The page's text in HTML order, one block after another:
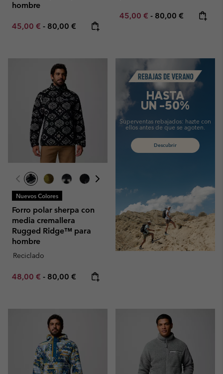
hombre
Minimum sale price:
45,00 € - Maximum price:
80,00 €
Minimum sale price:
45,00 € - Maximum price:
80,00 €
Nuevos Colores
Forro polar sherpa con
media cremallera
Rugged Ridge™ para
hombre
Reciclado
Minimum sale price:
48,00 € - Maximum price:
80,00 €
Summer Sale
HASTA
UN -50%
Superventas rebajados: hazte con
ellos antes de que se agoten.
Descubrir